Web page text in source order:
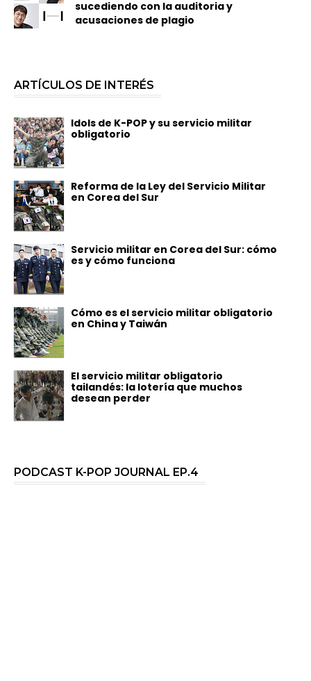
sucediendo con la auditoria y
acusaciones de plagio
ARTÍCULOS DE INTERÉS
Idols de K-POP y su servicio militar
obligatorio
Reforma de la Ley del Servicio Militar
en Corea del Sur
Servicio militar en Corea del Sur: cómo
es y cómo funciona
Cómo es el servicio militar obligatorio
en China y Taiwán
El servicio militar obligatorio
tailandés: la lotería que muchos
desean perder
PODCAST K-POP JOURNAL EP.4